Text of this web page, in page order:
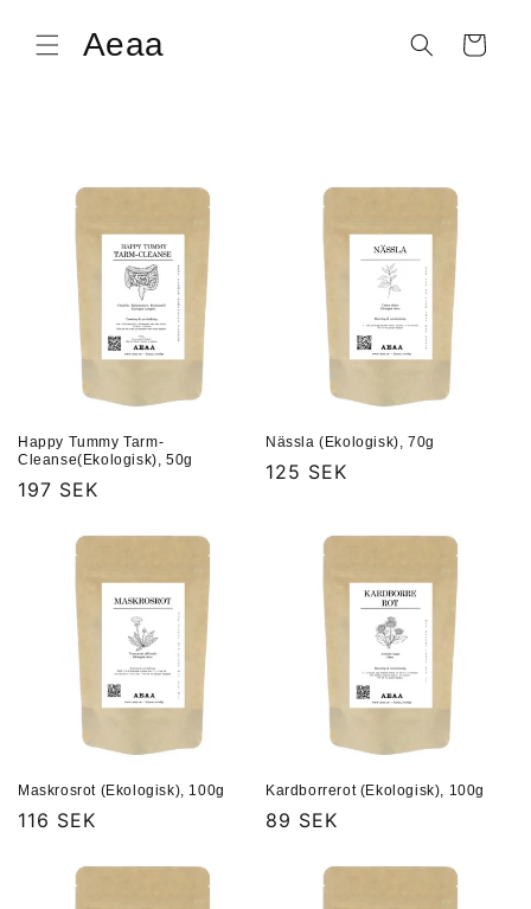
till
innehållAeaa Varukorg
Happy Tummy Tarm-
Cleanse(Ekologisk), 50g
Ordinarie
197 SEK
Nässla (Ekologisk), 70g
Ordinarie
125 SEK
Maskrosrot (Ekologisk), 100g
Ordinarie
116 SEK
Kardborrerot (Ekologisk), 100g
Ordinarie
89 SEK